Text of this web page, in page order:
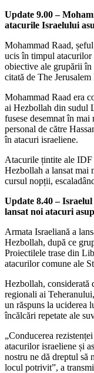
Update 9.00 –
atacurile Israelului
Mohammad Raad,
ucis în timpul atacurilor
obiective ale grupării
citată de The Jerusalem
Mohammad Raad era
ai Hezbollah din sudul
fusese desemnat în
personal de către
în atacuri israeliene.
Atacurile țintite ale IDF
Hezbollah a lansat mai
cursul nopții,
Update 8.40 –
lansat noi atacuri
Armata Israeliană a
Hezbollah, după ce
Proiectilele trase din
atacurilor comune ale
Hezbollah,
regionali ai
un răspuns la uciderea
încălcări repetate ale
„Conducerea
atacurilor israeliene și
nostru ne dă dreptul să
locul potrivit”, a